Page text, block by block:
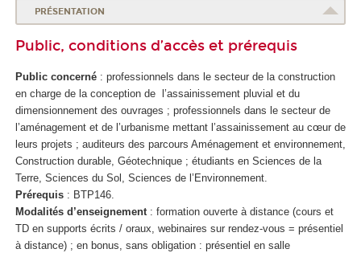
PRÉSENTATION
Public, conditions d’accès et prérequis
Public concerné : professionnels dans le secteur de la construction
en charge de la conception de l’assainissement pluvial et du
dimensionnement des ouvrages ; professionnels dans le secteur de
l’aménagement et de l’urbanisme mettant l’assainissement au cœur de
leurs projets ; auditeurs des parcours Aménagement et environnement,
Construction durable, Géotechnique ; étudiants en Sciences de la
Terre, Sciences du Sol, Sciences de l’Environnement.
Prérequis : BTP146.
Modalités d’enseignement: formation ouverte à distance (cours et
TD en supports écrits / oraux, webinaires sur rendez-vous = présentiel
à distance) ; en bonus, sans obligation : présentiel en salle